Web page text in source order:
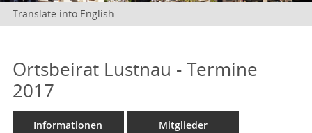
Translate into English
Ortsbeirat Lustnau - Termine
2017
Informationen Mitglieder